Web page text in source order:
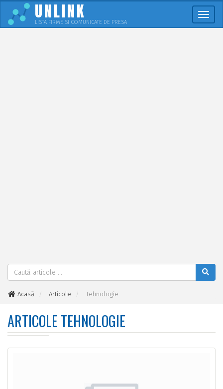
UNLINK
LISTA FIRME SI COMUNICATE DE PRESA
Acasă Articole Tehnologie
ARTICOLE TEHNOLOGIE